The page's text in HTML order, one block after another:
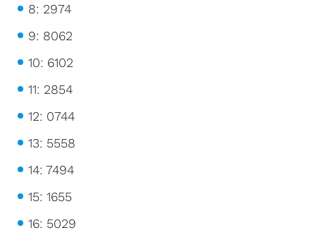
8: 2974
9: 8062
10: 6102
11: 2854
12: 0744
13: 5558
14: 7494
15: 1655
16: 5029